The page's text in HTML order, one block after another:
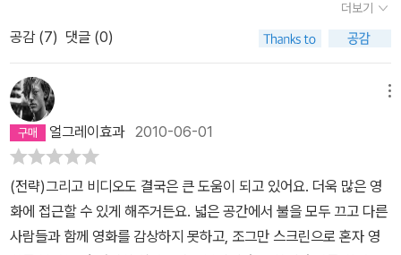
만 할 것 같은 영화를 봤다. 그 때는 학생이었으니까. 웬지 예술 냄새
가 나는 영화들만 골랐다. 그래서 졸았다. 시작한지 10분도 되지 않
아. 그대로 영원히 잠들어 버릴 것 같은 순간 나를 깨운 건 스크린 가
득 클로즈업 된 빌 머레이의 얼굴이었다. 순식간에 잠이 달아났다. <
Broken Flowers>, 짐 자무시와의 운명적 만남이었다.이후 나는 <
천국보다 낯선>을 봤고 <미스테리 트레인>을 봤고 <다운 바이 로>
를 <데드맨>을 <고스트 독>을 그리고 <커피와 담배>를 봤다. 몇몇
은 끔찍할 정도로 지루했고 몇몇은 기가막힐 정도로 환상적이었다.
눈 깜짝할 새에 나는 졸업을 했고 영화를 관뒀고 회사에 취직했다. 더
이상 짐 자무쉬를 찾지 않았다. 그게 벌써 10년 전이다. 시간이라는,
더보기
공감 (7) 댓글 (0)
얼그레이효과2010-06-01
(전략)그리고 비디오도 결국은 큰 도움이 되고 있어요. 더욱 많은 영
화에 접근할 수 있게 해주거든요. 넓은 공간에서 불을 모두 끄고 다른
사람들과 함께 영화를 감상하지 못하고, 조그만 스크린으로 혼자 영